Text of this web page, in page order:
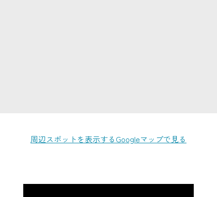
周辺スポットを表示するGoogleマップで見る